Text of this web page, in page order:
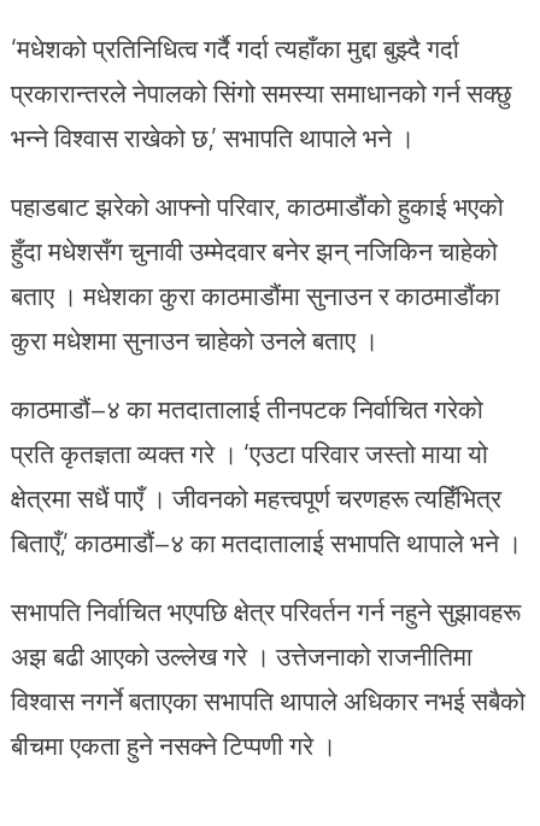
‘मधेशको प्रतिनिधित्व गर्दै गर्दा त्यहाँका मुद्दा बुझ्दै गर्दा
प्रकारान्तरले नेपालको सिंगो समस्या समाधानको गर्न सक्छु
भन्ने विश्वास राखेको छ,’ सभापति थापाले भने ।
पहाडबाट झरेको आफ्नो परिवार, काठमाडौंको हुकाई भएको
हुँदा मधेशसँग चुनावी उम्मेदवार बनेर झन् नजिकिन चाहेको
बताए । मधेशका कुरा काठमाडौंमा सुनाउन र काठमाडौंका
कुरा मधेशमा सुनाउन चाहेको उनले बताए ।
काठमाडौं–४ का मतदातालाई तीनपटक निर्वाचित गरेको
प्रति कृतज्ञता व्यक्त गरे । ‘एउटा परिवार जस्तो माया यो
क्षेत्रमा सधैं पाएँ । जीवनको महत्त्वपूर्ण चरणहरू त्यहिँभित्र
बिताएँ,’ काठमाडौं–४ का मतदातालाई सभापति थापाले भने ।
सभापति निर्वाचित भएपछि क्षेत्र परिवर्तन गर्न नहुने सुझावहरू
अझ बढी आएको उल्लेख गरे । उत्तेजनाको राजनीतिमा
विश्वास नगर्ने बताएका सभापति थापाले अधिकार नभई सबैको
बीचमा एकता हुने नसक्ने टिप्पणी गरे ।